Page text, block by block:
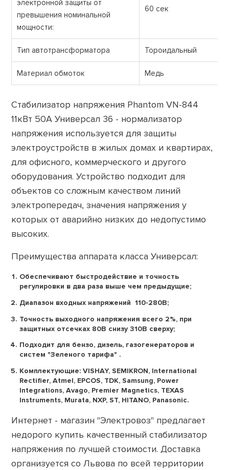
электронной защиты от
превышения номинальной
мощности:
60 сек
Тип автотрансформатора Тороидальный
Материал обмоток Медь
Стабилизатор напряжения Phantom VN-844
11кВт 50А Универсал 36 - нормализатор
напряжения используется для защиты
электроустройств в жилых домах и квартирах,
для офисного, коммерческого и другого
оборудования. Устройство подходит для
объектов со сложным качеством линий
электропередач, значения напряжения у
которых от аварийно низких до недопустимо
высоких.
Преимущества аппарата класса Универсал:
Обеспечивают быстродействие и точность
регулировки в два раза выше чем предыдущие;
Диапазон входных напряжений 110-280В;
Точность выходного напряжения всего 2%, при
защитных отсечках 80В снизу 310В сверху;
Подходит для бензо, дизель, газогенераторов и
систем "Зеленого тарифа" .
Комплектующие: VISHAY, SEMIKRON, International
Rectifier, Atmel, EPCOS, TDK, Samsung, Power
Integrations, Avago, Premier Magnetics, TEXAS
Instruments, Murata, NXP, ST, HITANO, Panasonic.
Интернет - магазин "Электровоз" предлагает
недорого купить качественный стабилизатор
напряжения по лучшей стоимости. Доставка
организуется со Львова по всей территории